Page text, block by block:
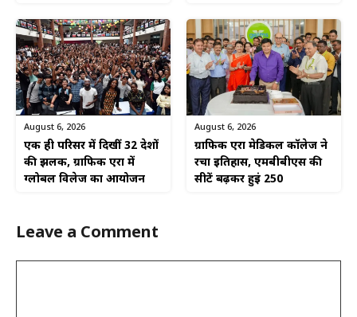
August 6, 2026
एक ही परिसर में दिखीं 32 देशों
की झलक, ग्राफिक एरा में
ग्लोबल विलेज का आयोजन
August 6, 2026
ग्राफिक एरा मेडिकल कॉलेज ने
रचा इतिहास, एमबीबीएस की
सीटें बढ़कर हुईं 250
Leave a Comment